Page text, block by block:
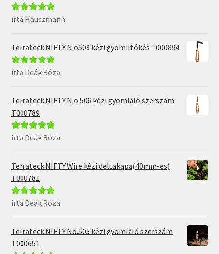
Értékelés:5/
írta Hauszmann
Terrateck NIFTY N.o508 kézi gyomirtókés T000894
Értékelés: 5/
írta Deák Róza
Terrateck NIFTY N.o 506 kézi gyomláló szerszám
T000789
Értékelés: 5/
írta Deák Róza
Terrateck NIFTY Wire kézi deltakapa(40mm-es)
T000781
Értékelés: 5/
írta Deák Róza
Terrateck NIFTY No.505 kézi gyomláló szerszám
T000651